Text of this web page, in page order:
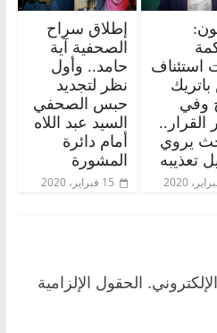
استئناف
وفي
القرار..
يروي
تعذيبه
إطلاق سراح
الصحفية آية
حامد.. وأول
نظر لتجديد
حبس الصحفي
السيد عبد اللاه
أمام دائرة
المشورة
15 فبراير، 2020
الحقول الإلزامية